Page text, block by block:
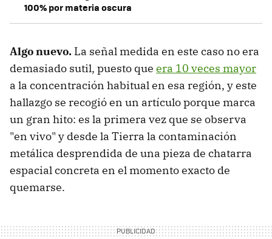
100% por materia oscura
Algo nuevo. La señal medida en este caso no era
demasiado sutil, puesto que era 10 veces mayor
a la concentración habitual en esa región, y este
hallazgo se recogió en un artículo porque marca
un gran hito: es la primera vez que se observa
"en vivo" y desde la Tierra la contaminación
metálica desprendida de una pieza de chatarra
espacial concreta en el momento exacto de
quemarse.